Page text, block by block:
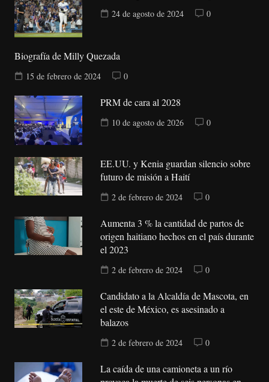
24 de agosto de 2024 0
Biografía de Milly Quezada
15 de febrero de 2024 0
PRM de cara al 2028
10 de agosto de 2026 0
EE.UU. y Kenia guardan silencio sobre
futuro de misión a Haití
2 de febrero de 2024 0
Aumenta 3 % la cantidad de partos de
origen haitiano hechos en el país durante
el 2023
2 de febrero de 2024 0
Candidato a la Alcaldía de Mascota, en
el este de México, es asesinado a
balazos
2 de febrero de 2024 0
La caída de una camioneta a un río